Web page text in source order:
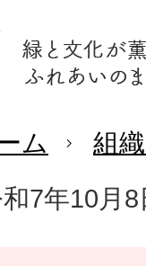
ム
組
7年10月